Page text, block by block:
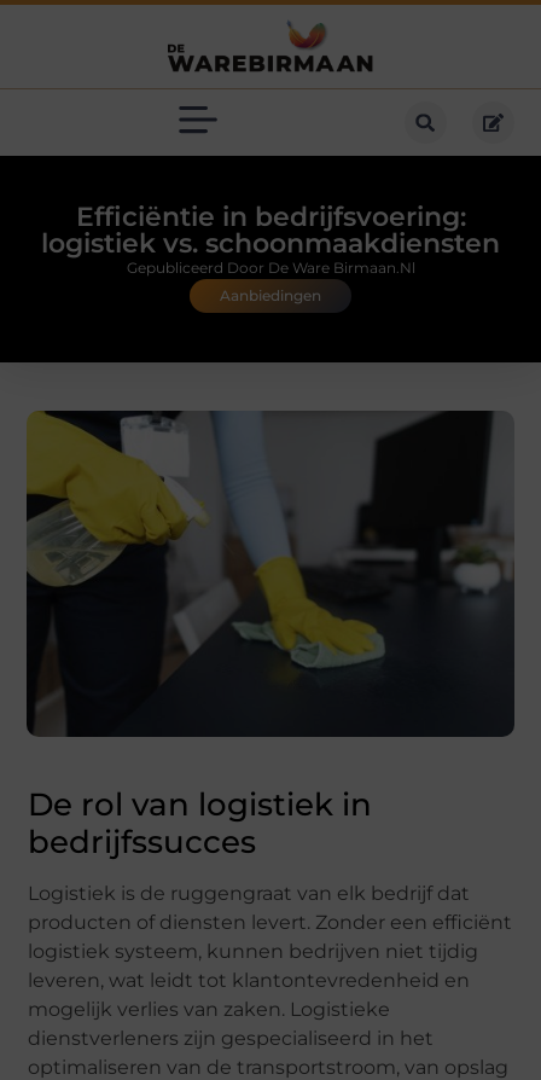
Efficiëntie in bedrijfsvoering:
logistiek vs. schoonmaakdiensten
Aanbiedingen
Gepubliceerd Door De Ware Birmaan.nl
De rol van logistiek in
bedrijfssucces
Logistiek is de ruggengraat van elk bedrijf dat
producten of diensten levert. Zonder een efficiënt
logistiek systeem, kunnen bedrijven niet tijdig
leveren, wat leidt tot klantontevredenheid en
mogelijk verlies van zaken. Logistieke
dienstverleners zijn gespecialiseerd in het
optimaliseren van de transportstroom, van opslag